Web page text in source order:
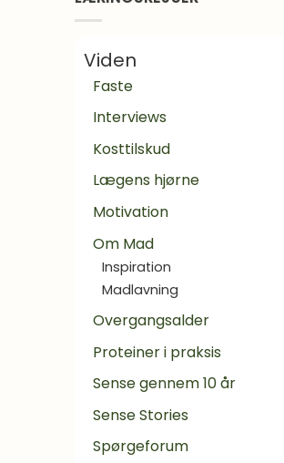
Viden
Faste
Interviews
Kosttilskud
Lægens hjørne
Motivation
Om Mad
Inspiration
Madlavning
Overgangsalder
Proteiner i praksis
Sense gennem 10 år
Sense Stories
Spørgeforum